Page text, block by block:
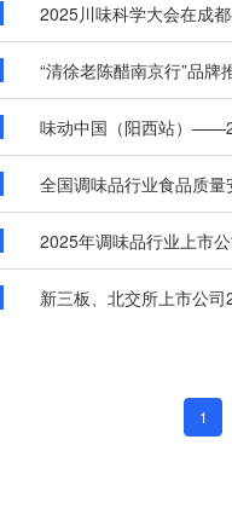
2025川味科学大会在成
“清徐老陈醋南京行”品牌
味动中国（阳西站）
全国调味品行业食品质
2025年调味品行业上市
新三板、北交所上市公
1